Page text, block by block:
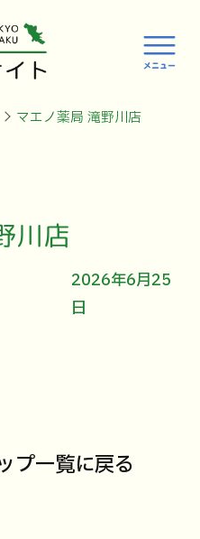
マエノ薬局 滝野川店
川店
2026年6月25
日
プ一覧に戻る